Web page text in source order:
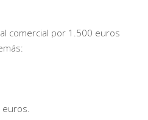
comercial por 1.500 euros